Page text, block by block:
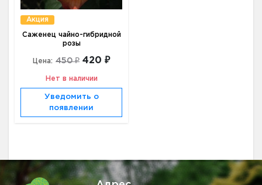
Акция
Саженец чайно-гибридной
розы
Цена: 450 ₽ 420 ₽
Нет в наличии
Уведомить о
появлении